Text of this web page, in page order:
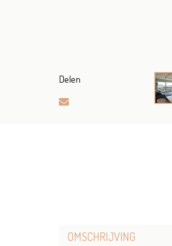
Delen
OMSCHRIJVING